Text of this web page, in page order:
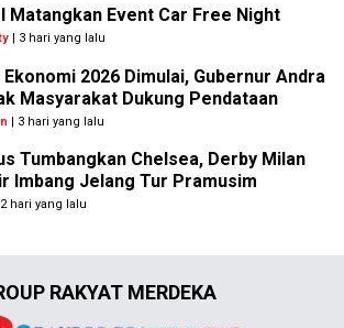
Matangkan Event Car Free Night
| 3 hari yang lalu
2026 Dimulai, Gubernur Andra
Masyarakat Dukung Pendataan
| 3 hari yang lalu
Tumbangkan Chelsea, Derby Milan
Imbang Jelang Tur Pramusim
hari yang lalu
RAKYAT MERDEKA